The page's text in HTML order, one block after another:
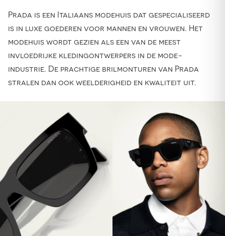
Prada is een Italiaans modehuis dat gespecialiseerd
is in luxe goederen voor mannen en vrouwen. Het
modehuis wordt gezien als een van de meest
invloedrijke kledingontwerpers in de mode-
industrie. De prachtige brilmonturen van Prada
stralen dan ook weelderigheid en kwaliteit uit.